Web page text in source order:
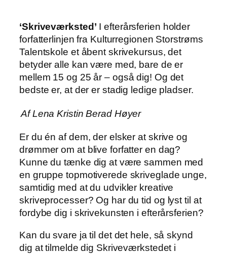
‘Skriveværksted’ I efterårsferien holder
forfatterlinjen fra Kulturregionen Storstrøms
Talentskole et åbent skrivekursus, det
betyder alle kan være med, bare de er
mellem 15 og 25 år – også dig! Og det
bedste er, at der er stadig ledige pladser.
Af Lena Kristin Berad Høyer
Er du én af dem, der elsker at skrive og
drømmer om at blive forfatter en dag?
Kunne du tænke dig at være sammen med
en gruppe topmotiverede skriveglade unge,
samtidig med at du udvikler kreative
skriveprocesser? Og har du tid og lyst til at
fordybe dig i skrivekunsten i efterårsferien?
Kan du svare ja til det det hele, så skynd
dig at tilmelde dig Skriveværkstedet i